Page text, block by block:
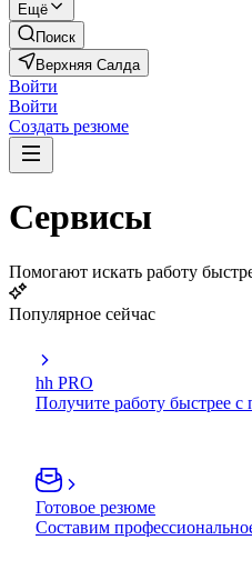
Ещё
Поиск
Верхняя Салда
Войти
Войти
Создать резюме
Сервисы
Помогают искать работу
Популярное сейчас
hh PRO
Получите работу быстрее
Готовое резюме
Составим